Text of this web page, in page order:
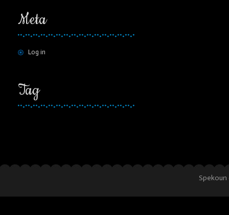
Meta
Log in
Tag
Spekoun